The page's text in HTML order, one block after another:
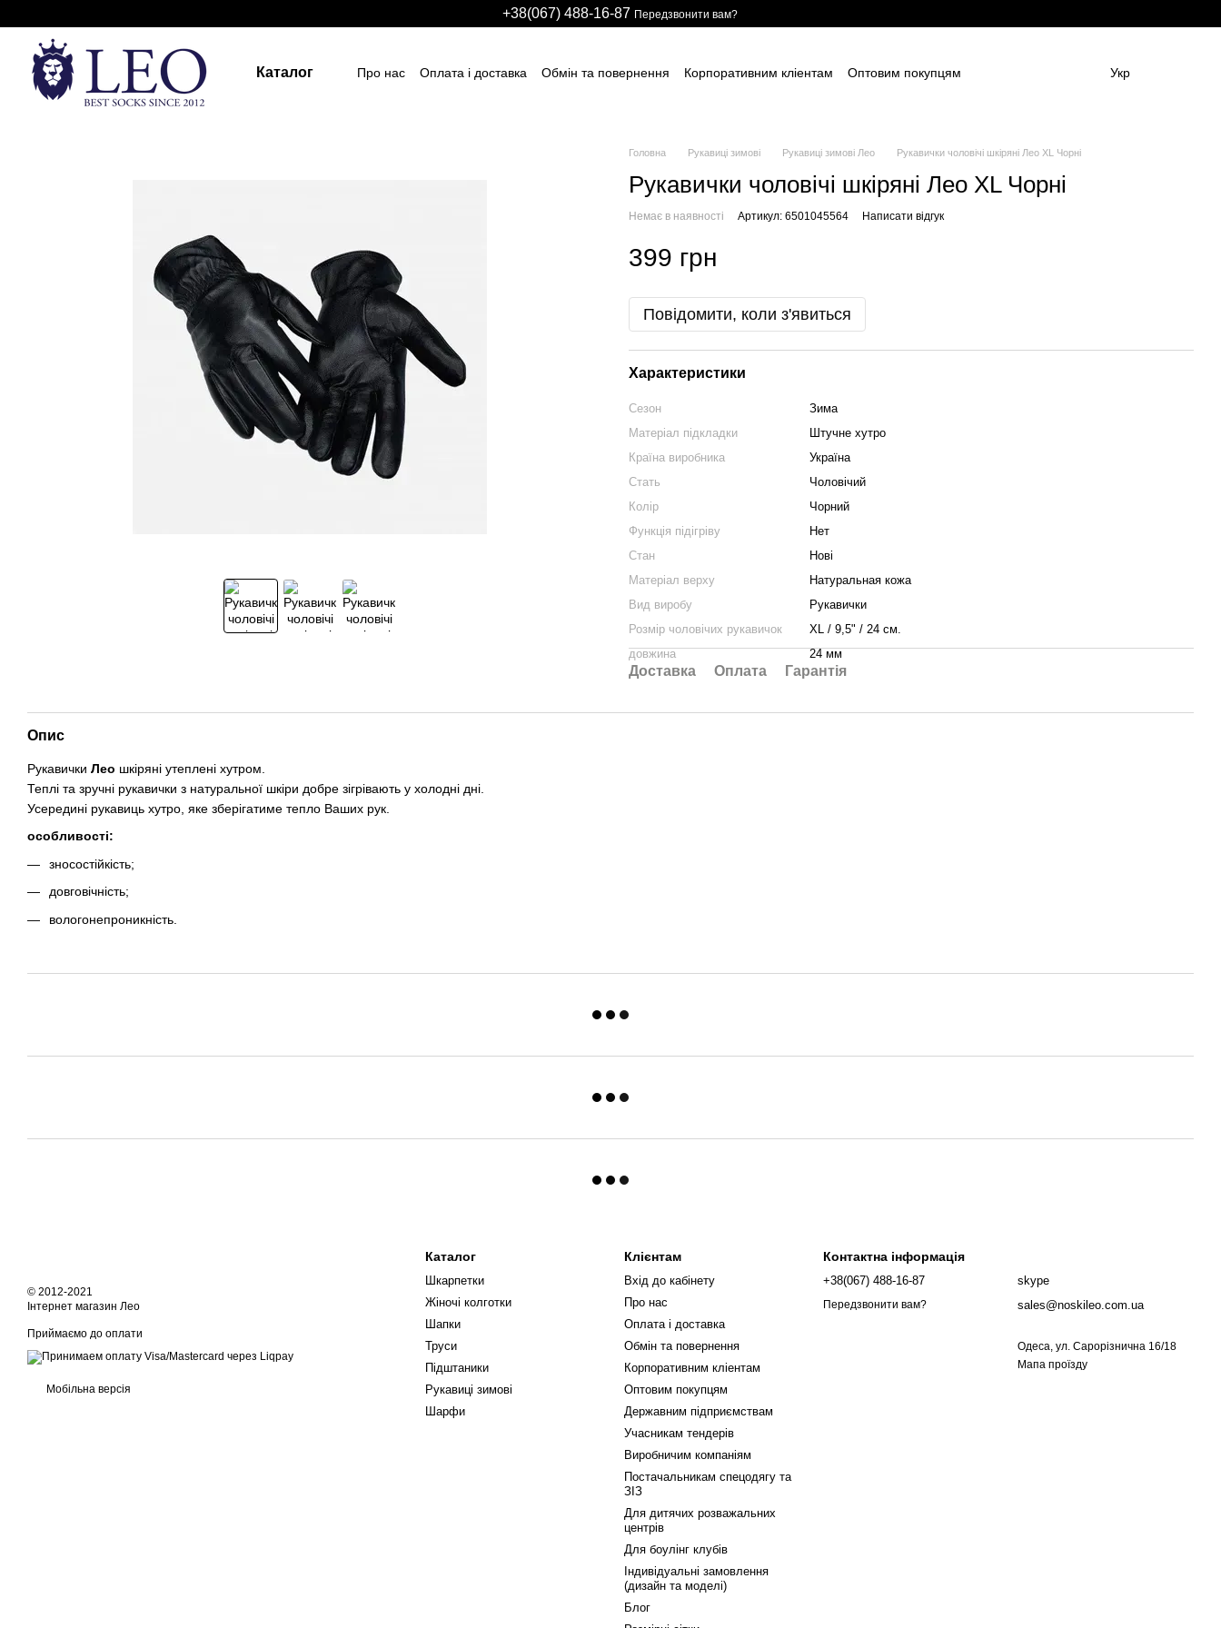
+38(067) 488-16-87 Передзвонити вам?
Каталог Про нас Оплата і доставка Обмін та повернення Корпоративним кліентам
Оптовим покупцям
Укр
Головна Рукавиці зимові Рукавиці зимові Лео Рукавички чоловічі шкіряні Лео ХL Чорні
Рукавички чоловічі шкіряні Лео ХL Чорні
Немає в наявності Артикул: 6501045564 Написати відгук
399 грн
Повідомити, коли з'явиться
Характеристики
Сезон
Зима
Матеріал підкладки
Штучне хутро
Країна виробника
Україна
Стать
Чоловічий
Колір
Чорний
Функція підігріву
Нет
Стан
Нові
Матеріал верху
Натуральная кожа
Вид виробу
Рукавички
Розмір чоловічих рукавичок
XL / 9,5" / 24 см.
довжина
24 мм
Доставка Оплата Гарантія
Опис
Рукавички Лео шкіряні утеплені хутром.
Теплі та зручні рукавички з натуральної шкіри добре зігрівають у холодні дні.
Усередині рукавиць хутро, яке зберігатиме тепло Ваших рук.
особливості:
зносостійкість;
довговічність;
вологонепроникність.
© 2012-2021
Інтернет магазин Лео
Приймаємо до оплати
Мобільна версія
Каталог
Шкарпетки
Жіночі колготки
Шапки
Труси
Підштаники
Рукавиці зимові
Шарфи
Клієнтам
Вхід до кабінету
Про нас
Оплата і доставка
Обмін та повернення
Корпоративним кліентам
Оптовим покупцям
Державним підприємствам
Учасникам тендерів
Виробничим компаніям
Постачальникам спецодягу та
ЗІЗ
Для дитячих розважальних
центрів
Для боулінг клубів
Індивідуальні замовлення
(дизайн та моделі)
Блог
Контактна інформація
+38(067) 488-16-87
Передзвонити вам?
skype
sales@noskileo.com.ua
Одеса, ул. Сарорізнична 16/18
Мапа проїзду